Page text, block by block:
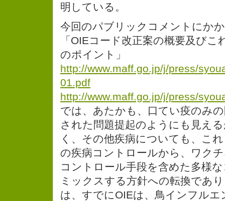
明している。
今回のパブリックコメントにか
「OIEコード改正案の概要及び
のポイント」
http://www.maff.go.jp/j/press/
01.pdf
http://www.maff.go.jp/j/press/
では、あたかも、口てい疫のみ
された問題提起のようにも見え
く、その他疾病についても、こ
の疾病コントロールから、ワク
コントロール手段を含めた多様
ミックスする方針への転換であ
は、すでにOIEは、鳥インフルエ